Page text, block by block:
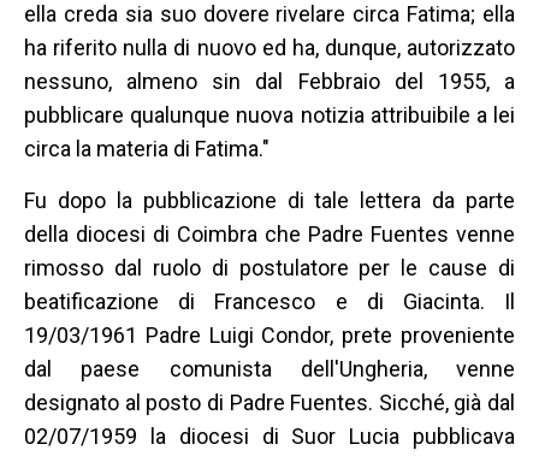
ella creda sia suo dovere rivelare circa Fatima; ella
ha riferito nulla di nuovo ed ha, dunque, autorizzato
nessuno, almeno sin dal Febbraio del 1955, a
pubblicare qualunque nuova notizia attribuibile a lei
circa la materia di Fatima."
Fu dopo la pubblicazione di tale lettera da parte
della diocesi di Coimbra che Padre Fuentes venne
rimosso dal ruolo di postulatore per le cause di
beatificazione di Francesco e di Giacinta. Il
19/03/1961 Padre Luigi Condor, prete proveniente
dal paese comunista dell'Ungheria, venne
designato al posto di Padre Fuentes. Sicché, già dal
02/07/1959 la diocesi di Suor Lucia pubblicava